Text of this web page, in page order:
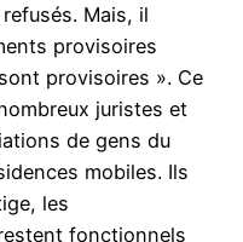
Mais, il
provisoires
provisoires ». Ce
juristes et
de gens du
mobiles. Ils
les
fonctionnels